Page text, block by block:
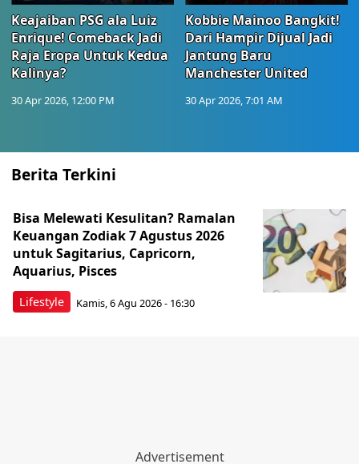
Keajaiban PSG ala Luiz
Enrique! Comeback Jadi
Raja Eropa Untuk Kedua
Kalinya?
30 Apr 2026, 12:00 PM
Kobbie Mainoo Bangkit!
Dari Hampir Dijual Jadi
Jantung Baru
Manchester United
30 Apr 2026, 7:01 AM
Berita Terkini
Lifestyle
Bisa Melewati Kesulitan? Ramalan
Keuangan Zodiak 7 Agustus 2026
untuk Sagitarius, Capricorn,
Aquarius, Pisces
Kamis, 6 Agu 2026 - 16:30